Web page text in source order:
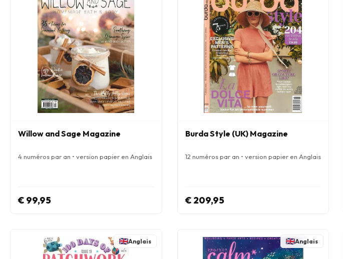
Willow and Sage Magazine
4 numéros par an • version papier en Anglais
€ 99,95
Burda Style (UK) Magazine
12 numéros par an • version papier en Anglais
€ 209,95
Anglais Anglais